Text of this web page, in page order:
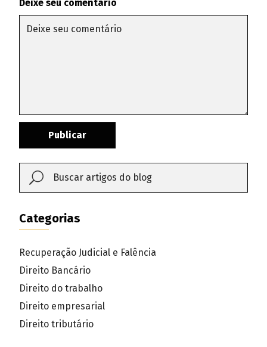
Deixe seu comentário
Publicar
Categorias
Recuperação Judicial e Falência
Direito Bancário
Direito do trabalho
Direito empresarial
Direito tributário